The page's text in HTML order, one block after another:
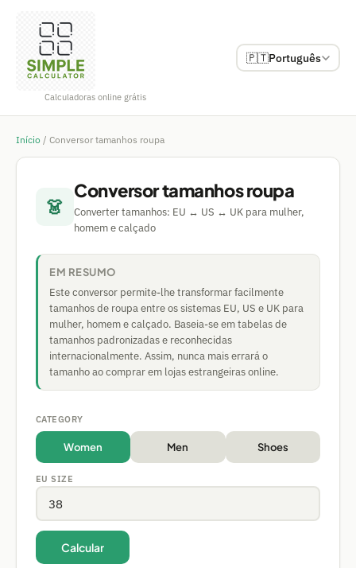
Calculadoras online grátis
🇵🇹Português
Início / Conversor tamanhos roupa
👗
Conversor tamanhos roupa
Converter tamanhos: EU ↔ US ↔ UK para mulher,
homem e calçado
EM RESUMO
Este conversor permite-lhe transformar facilmente
tamanhos de roupa entre os sistemas EU, US e UK para
mulher, homem e calçado. Baseia-se em tabelas de
tamanhos padronizadas e reconhecidas
internacionalmente. Assim, nunca mais errará o
tamanho ao comprar em lojas estrangeiras online.
CATEGORY
Women Men Shoes
EU SIZE
Calcular